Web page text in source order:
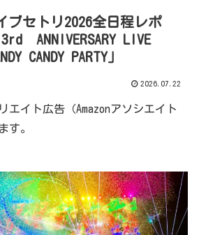
イブセトリ2026全日程レポ
3rd ANNIVERSARY LIVE
CANDY PARTY」
2026.07.22
エイト広告（Amazonアソシエイト
す。